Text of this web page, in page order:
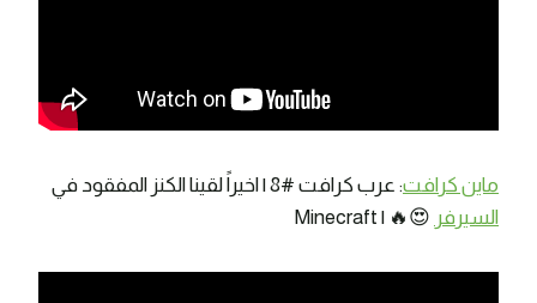
ماين كرافت: عرب كرافت #8 | اخيراً لقينا الكنز المفقود في
السيرفر 😍🔥 | Minecraft